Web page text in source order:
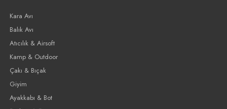
Kara Avı
Balık Avı
Atıcılık & Airsoft
Kamp & Outdoor
Çakı & Bıçak
Giyim
Ayakkabı & Bot